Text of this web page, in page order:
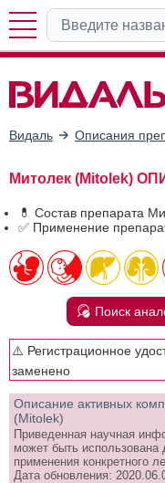
Видаль Описания
Митолек (Mitolek)
💊 Состав препарата
✅ Применение
Поиск
⚠️ Регистрационное
заменено
Описание активных
(Mitolek)
Приведенная научная
может быть
применения конкретного
Дата обновления: